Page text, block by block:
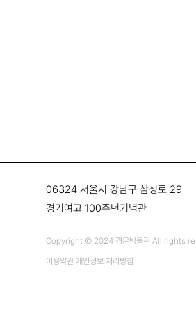
06324 서울시 강남구 삼성로 29
경기여고 100주년기념관
Copyright © 2024 경운박물관 All rights
이용약관 개인정보 처리방침